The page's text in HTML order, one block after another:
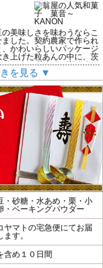
美味しさを味わうならこ
した。契約農家で作られ
かわいらしいパッケージ
上げた粒あんの中に、茨
した。粒あんが好きな
を見る ▼
・砂糖・水あめ・栗・小
・ベーキングパウダー
ヤマトの宅急便にてお届
ます。
含め１０日間